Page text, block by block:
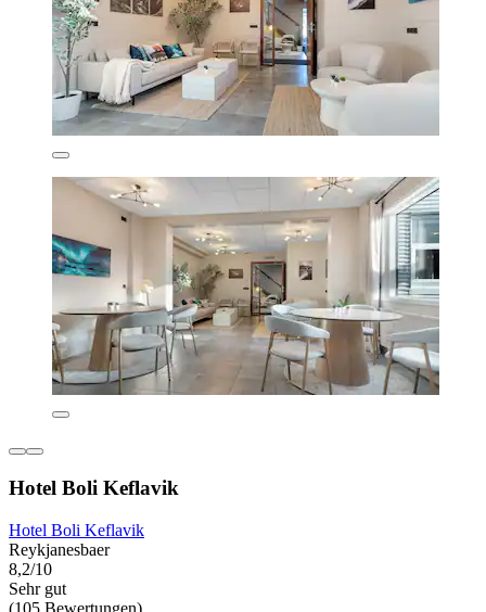
Hotel Boli Keflavik
Hotel Boli Keflavik
Reykjanesbaer
8,2/10
Sehr gut
(105 Bewertungen)